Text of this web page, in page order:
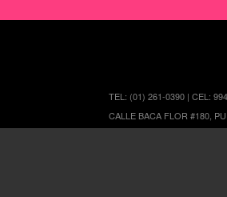
TEL: (01) 261-0390 | CEL:
CALLE BACA FLOR #180,